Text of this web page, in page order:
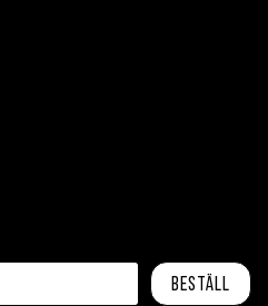
Beställ